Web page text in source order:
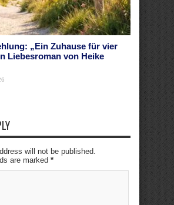
„Ein Zuhause für vier
Liebesroman von Heike
will not be published.
are marked *